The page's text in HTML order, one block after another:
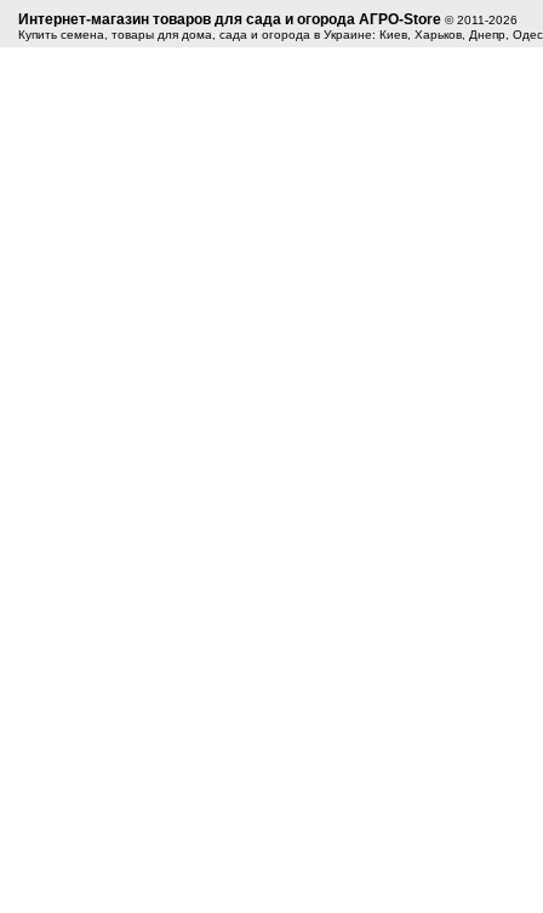
Интернет-магазин товаров для сада и огорода АГРО-Store © 2011-2026
Купить семена, товары для дома, сада и огорода в Украине: Киев, Харьков, Днепр,